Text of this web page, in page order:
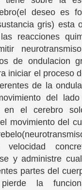
deseo es
gris) esta
reacciones
de ondulacion
iniciar el proceso
de la
del
en el cerebro
movimiento del
y administre
partes del
la